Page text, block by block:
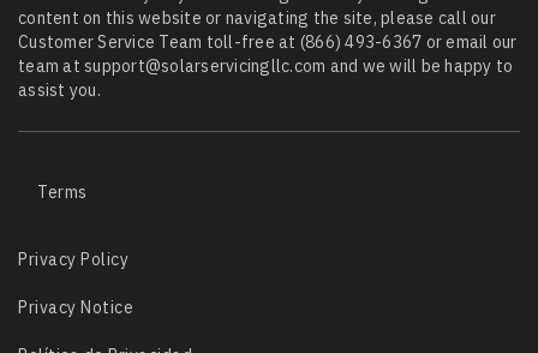
content on this website or navigating the site, please call our
Customer Service Team toll-free at (866) 493-6367 or email our
team at support@solarservicingllc.com and we will be happy to
assist you.
Terms
Privacy Policy
Privacy Notice